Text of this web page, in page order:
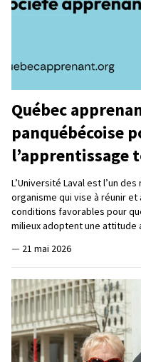
Québec
panquébécoise
l’apprentissage
L’Université Laval est l’un
organisme qui vise à réunir
conditions favorables pour
milieux adoptent une attitude
— 21 mai 2026